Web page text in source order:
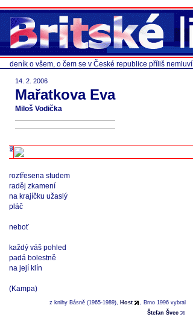
deník o všem, o čem se v České republice příliš nemluví
14. 2. 2006
Mařatkova Eva
Miloš Vodička
roztřesena studem
raděj zkamení
na krajíčku užaslý
pláč
neboť
každý váš pohled
padá bolestně
na její klín
(Kampa)
z knihy Básně (1965-1989), Host
, Brno 1996 vybral
Štefan Švec